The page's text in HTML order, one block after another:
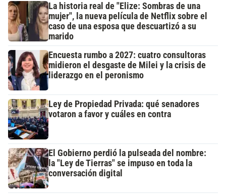
La historia real de "Elize: Sombras de una
mujer", la nueva película de Netflix sobre el
caso de una esposa que descuartizó a su
marido
Encuesta rumbo a 2027: cuatro consultoras
midieron el desgaste de Milei y la crisis de
liderazgo en el peronismo
Ley de Propiedad Privada: qué senadores
votaron a favor y cuáles en contra
El Gobierno perdió la pulseada del nombre:
la "Ley de Tierras" se impuso en toda la
conversación digital